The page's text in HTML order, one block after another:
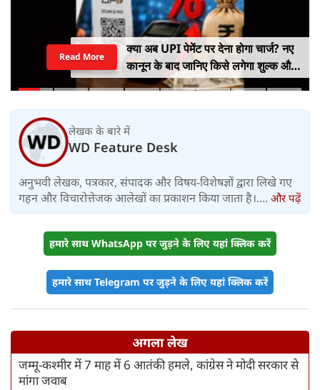
क्या अब UPI पेमेंट पर देना होगा चार्ज? नए
कानून के बाद जानिए किसे लगेगा शुल्क और
किसे नहीं
Read More
लेखक के बारे में
WD Feature Desk
अनुभवी लेखक, पत्रकार, संपादक और विषय-विशेषज्ञों द्वारा लिखे गए
गहन और विचारोत्तेजक आलेखों का प्रकाशन किया जाता है।.... और पढ़ें
हमारे साथ WhatsApp पर जुड़ने के लिए यहां क्लिक करें
हमारे साथ Telegram पर जुड़ने के लिए यहां क्लिक करें
अगला लेख
जम्मू-कश्मीर में 7 माह में 6 आतंकी हमले, कांग्रेस ने मोदी सरकार से
मांगा जवाब